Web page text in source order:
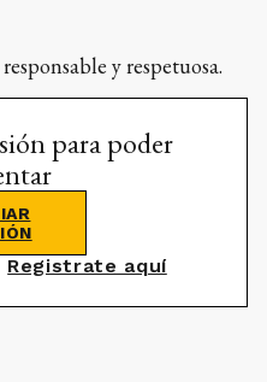
y respetuosa.
para poder
Registrate aquí